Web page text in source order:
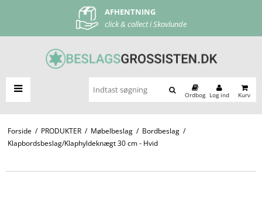
AFHENTNING
click & collect i Skovlunde
FRI FRAGT
ved køb over 500 kr
Ordbog Log ind Kurv
Forside / PRODUKTER / Møbelbeslag / Bordbeslag /
Klapbordsbeslag/Klaphyldeknægt 30 cm - Hvid